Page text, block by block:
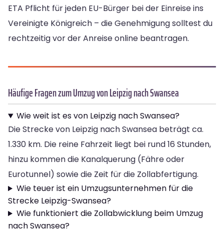
ETA Pflicht für jeden EU-Bürger bei der Einreise ins
Vereinigte Königreich – die Genehmigung solltest du
rechtzeitig vor der Anreise online beantragen.
Häufige Fragen zum Umzug von Leipzig nach Swansea
Wie weit ist es von Leipzig nach Swansea?
Die Strecke von Leipzig nach Swansea beträgt ca.
1.330 km. Die reine Fahrzeit liegt bei rund 16 Stunden,
hinzu kommen die Kanalquerung (Fähre oder
Eurotunnel) sowie die Zeit für die Zollabfertigung.
Wie teuer ist ein Umzugsunternehmen für die
Strecke Leipzig-Swansea?
Wie funktioniert die Zollabwicklung beim Umzug
nach Swansea?